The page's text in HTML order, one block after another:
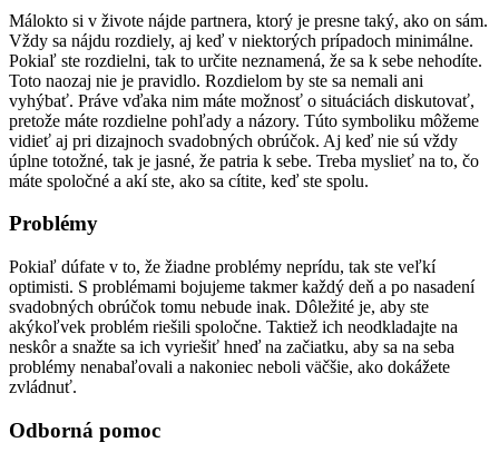
Málokto si v živote nájde partnera, ktorý je presne taký, ako on sám.
Vždy sa nájdu rozdiely, aj keď v niektorých prípadoch minimálne.
Pokiaľ ste rozdielni, tak to určite neznamená, že sa k sebe nehodíte.
Toto naozaj nie je pravidlo. Rozdielom by ste sa nemali ani
vyhýbať. Práve vďaka nim máte možnosť o situáciách diskutovať,
pretože máte rozdielne pohľady a názory. Túto symboliku môžeme
vidieť aj pri dizajnoch svadobných obrúčok. Aj keď nie sú vždy
úplne totožné, tak je jasné, že patria k sebe. Treba myslieť na to, čo
máte spoločné a akí ste, ako sa cítite, keď ste spolu.
Problémy
Pokiaľ dúfate v to, že žiadne problémy neprídu, tak ste veľkí
optimisti. S problémami bojujeme takmer každý deň a po nasadení
svadobných obrúčok tomu nebude inak. Dôležité je, aby ste
akýkoľvek problém riešili spoločne. Taktiež ich neodkladajte na
neskôr a snažte sa ich vyriešiť hneď na začiatku, aby sa na seba
problémy nenabaľovali a nakoniec neboli väčšie, ako dokážete
zvládnuť.
Odborná pomoc